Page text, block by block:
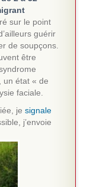
sur le point
guérir
de soupçons.
être
syndrome
un état « de
faciale.
je signale
j’envoie